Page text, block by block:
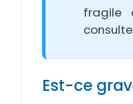
fragile
Est-ce